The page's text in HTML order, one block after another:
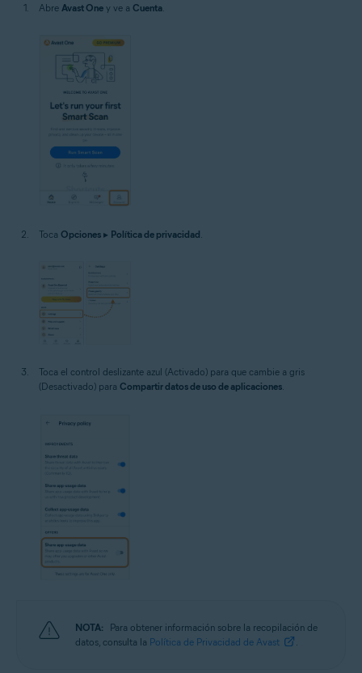
Abre Avast One y ve a Cuenta
Toca Opciones ▸ Política de privacidad
Toca el control deslizante azul (Activado) para que cambie a gris
(Desactivado) para Compartir datos de uso de aplicaciones
NOTA:
Para obtener información sobre la recopilación de
datos, consulta la Política de Privacidad de Avast